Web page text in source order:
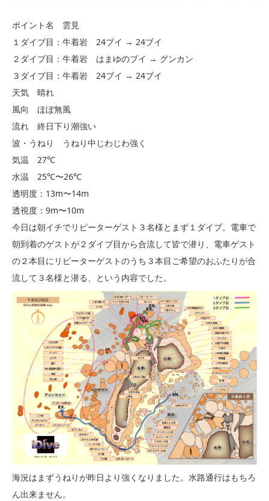
ポイント名 雲見
１ダイブ目：牛着岩 24ブイ → 24ブイ
２ダイブ目：牛着岩 はまゆのブイ → グンカン
３ダイブ目：牛着岩 24ブイ → 24ブイ
天気 晴れ
風向 ほぼ無風
流れ 終日下り潮強い
波・うねり うねり中じわじわ強く
気温 27℃
水温 25℃〜26℃
透明度：13m〜14m
透視度：9m〜10m
今日は朝イチでリピーターゲスト３名様とまず１ダイブ。電車で
朝到着のゲストが２ダイブ目から合流して皆で潜り、電車ゲスト
の２本目にリピーターゲストのうち３本目ご希望のおふたりが合
流して３名様と潜る、という内容でした。
海況はまずうねりが昨日より強くなりました。水路通行はもちろ
ん出来ません。